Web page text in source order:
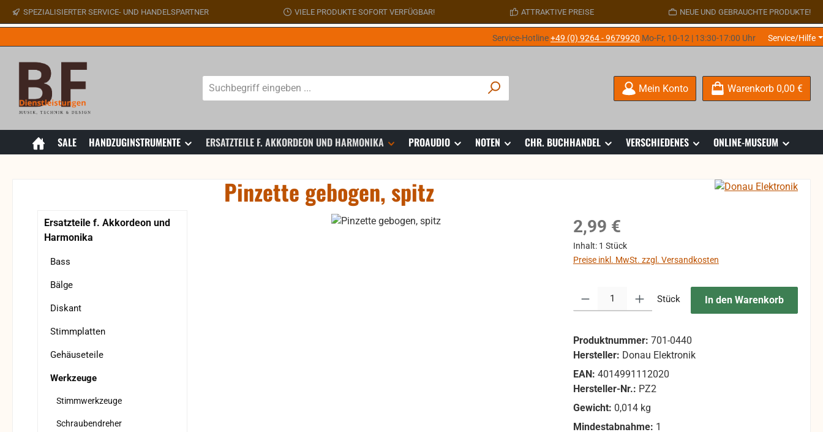
Hauptinhalt springen
Zur Suche springen
Zur Hauptnavigation springen
SPEZIALISIERTER SERVICE- UND HANDELSPARTNER VIELE PRODUKTE SOFORT VERFÜGBAR! ATTRAKTIVE PREISE NEUE UND GEBRAUCHTE PRODUKTE!
Service-Hotline+49 (0) 9264 - 9679920 Mo-Fr, 10-12 | 13:30-17:00 Uhr Service/Hilfe
Mein Konto Warenkorb 0,00 €
SALE HANDZUGINSTRUMENTE ERSATZTEILE F. AKKORDEON UND HARMONIKA PROAUDIO NOTEN CHR. BUCHHANDEL VERSCHIEDENES ONLINE-MUSEUM
Ersatzteile f. Akkordeon und
Harmonika
Bass
Bälge
Diskant
Stimmplatten
Gehäuseteile
Werkzeuge
Stimmwerkzeuge
Schraubendreher
Pinzette gebogen, spitz
Bildergalerie überspringen Regulärer Preis:
2,99 €
Inhalt: 1 Stück
Preise inkl. MwSt. zzgl. Versandkosten
Produkt Anzahl: Gib den gewünschten Wert ein oder benutze
Stück In den Warenkorb
Produktnummer: 701-0440
Hersteller: Donau Elektronik
EAN: 4014991112020
Hersteller-Nr.: PZ2
Gewicht: 0,014 kg
Mindestabnahme: 1